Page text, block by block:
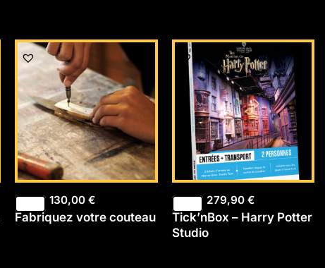
130,00€
Fabriquez votre couteau
279,90 €
Tick’nBox – Harry Potter
Studio